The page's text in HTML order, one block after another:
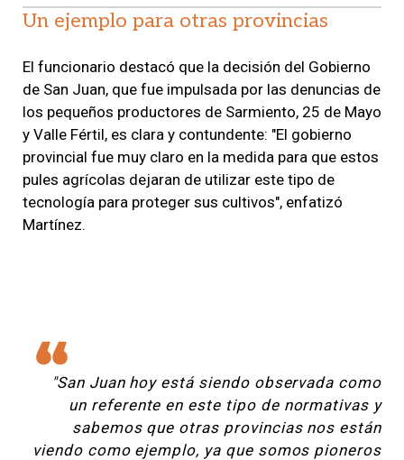
Un ejemplo para otras provincias
El funcionario destacó que la decisión del Gobierno
de San Juan, que fue impulsada por las denuncias de
los pequeños productores de Sarmiento, 25 de Mayo
y Valle Fértil, es clara y contundente: "El gobierno
provincial fue muy claro en la medida para que estos
pules agrícolas dejaran de utilizar este tipo de
tecnología para proteger sus cultivos", enfatizó
Martínez.
"San Juan hoy está siendo observada como
un referente en este tipo de normativas y
sabemos que otras provincias nos están
viendo como ejemplo, ya que somos pioneros